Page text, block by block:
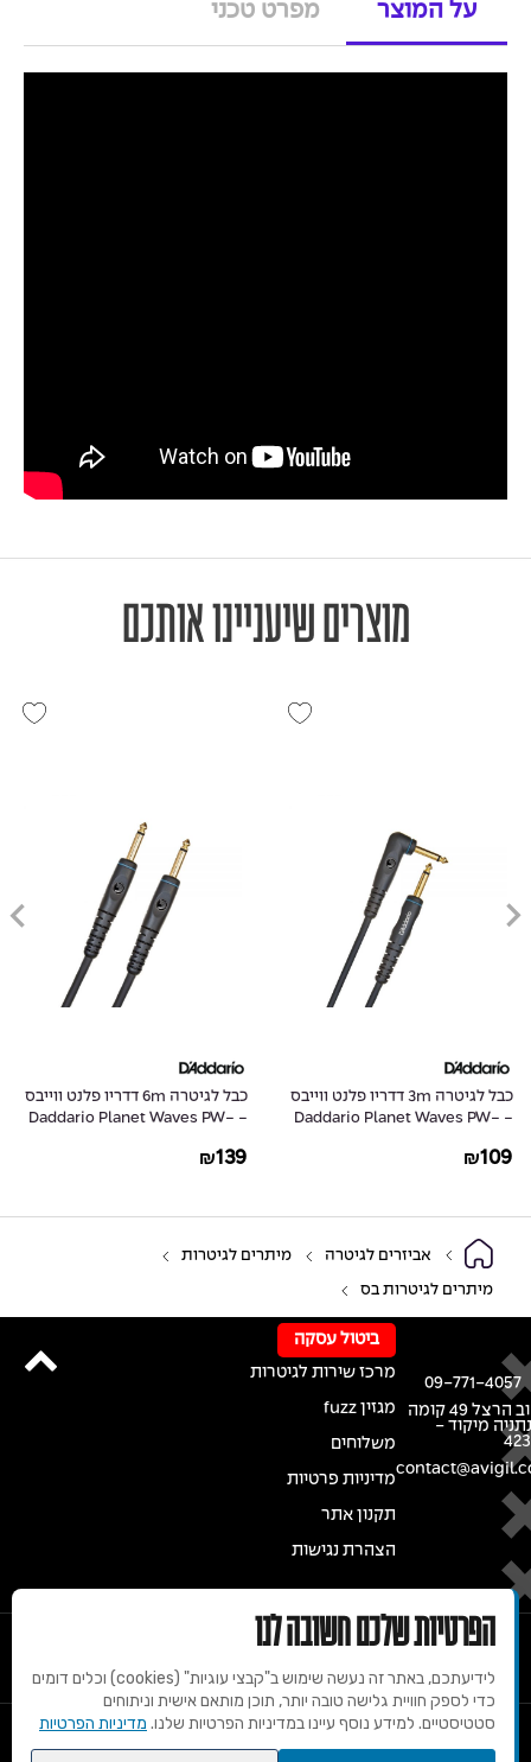
על המוצר מפרט טכני
מוצרים שיעניינו אותכם
כבל לגיטרה 3m דדריו פלנט ווייבס
- Daddario Planet Waves PW-
₪109
כבל לגיטרה 6m דדריו פלנט ווייבס
- Daddario Planet Waves PW-
₪139
אביזרים לגיטרה מיתרים לגיטרות
מיתרים לגיטרות בס
רחוב הרצל 49 קומה
מיקוד -
09-771-4057
ביטול עסקה
מרכז שירות לגיטרות
מגזין fuzz
משלוחים
מדיניות פרטיות
תקנון אתר
הצהרת נגישות
הפרטיות שלכם חשובה לנו
לידיעתכם, באתר זה נעשה שימוש ב"קבצי עוגיות" (cookies) וכלים דומים
כדי לספק חוויית גלישה טובה יותר, תוכן מותאם אישית וניתוחים
סטטיסטיים. למידע נוסף עיינו במדיניות הפרטיות שלנו. מדיניות הפרטיות